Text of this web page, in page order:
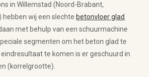
in Willemstad (Noord-Brabant,
hebben wij een slechte betonvloer glad
met behulp van een schuurmachine
segmenten om het beton glad te
te komen is er geschuurd in
(korrelgrootte).